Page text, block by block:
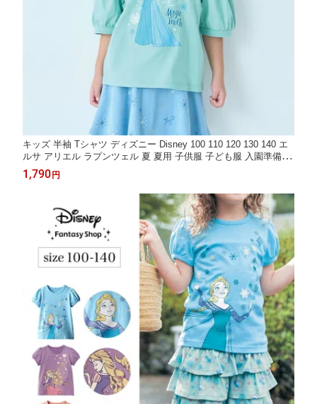
キッズ 半袖 Tシャツ ディズニー Disney 100 110 120 130 140 エ
ルサ アリエル ラプンツェル 夏 夏用 子供服 子ども服 入園準備 通
園 通学 ディズニープリンセス 半袖T トップス カットソー 薄くて
涼しい名札ココ半袖パフスリーブTシャツ
1,790円